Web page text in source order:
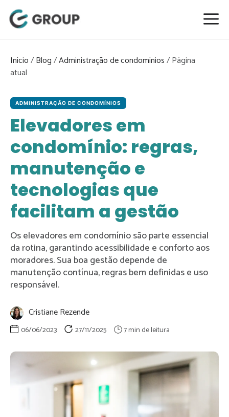
para
conteúdo
Início/Blog/Administração de condomínios/
ADMINISTRAÇÃO DE CONDOMÍNIOS
Elevadores em
condomínio: regras,
manutenção e
tecnologias que
facilitam a gestão
Os elevadores em condomínio são parte essencial
da rotina, garantindo acessibilidade e conforto aos
moradores. Sua boa gestão depende de
manutenção contínua, regras bem definidas e uso
responsável.
Cristiane Rezende
06/06/2023 27/11/2025